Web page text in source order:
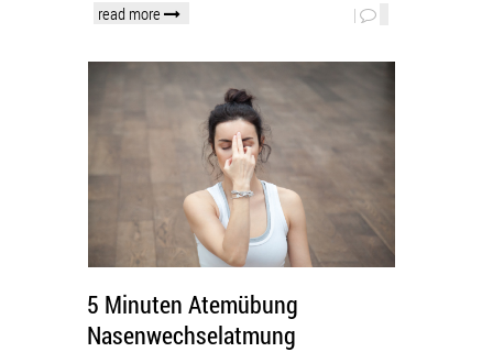
read more |
5 Minuten Atemübung
Nasenwechselatmung